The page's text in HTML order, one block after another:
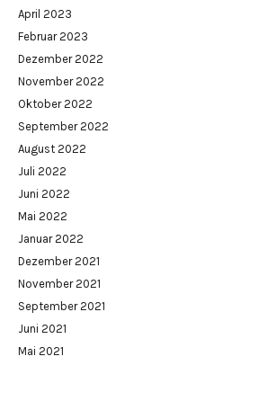
April 2023
Februar 2023
Dezember 2022
November 2022
Oktober 2022
September 2022
August 2022
Juli 2022
Juni 2022
Mai 2022
Januar 2022
Dezember 2021
November 2021
September 2021
Juni 2021
Mai 2021